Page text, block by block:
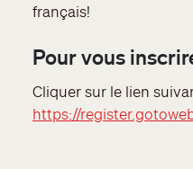
français!
Pour vous
Cliquer sur le lien
https://